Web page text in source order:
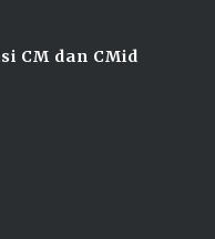
CM dan CMid